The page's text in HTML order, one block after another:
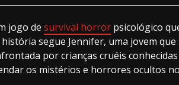
jogo de survival horror psicológico
segue Jennifer, uma jovem
por crianças cruéis
os mistérios e horrores ocultos